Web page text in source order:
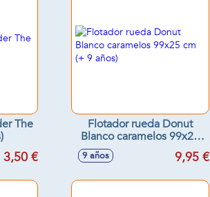
The
3,50 €
Flotador rueda Donut
Blanco caramelos 99x25
cm (+ 9 años)
9 años 9,95 €